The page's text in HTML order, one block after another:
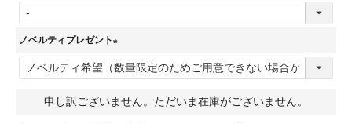
必
須
)
ノベルティプレゼント
(
必
須
申し訳ございません。ただいま在庫がございません。